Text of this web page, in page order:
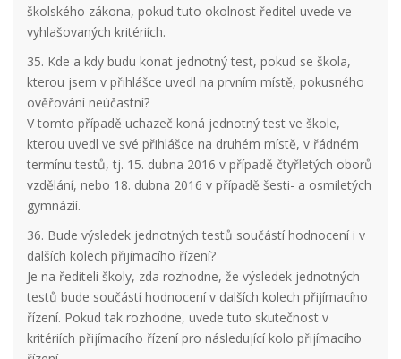
školského zákona, pokud tuto okolnost ředitel uvede ve
vyhlašovaných kritériích.
35. Kde a kdy budu konat jednotný test, pokud se škola,
kterou jsem v přihlášce uvedl na prvním místě, pokusného
ověřování neúčastní?
V tomto případě uchazeč koná jednotný test ve škole,
kterou uvedl ve své přihlášce na druhém místě, v řádném
termínu testů, tj. 15. dubna 2016 v případě čtyřletých oborů
vzdělání, nebo 18. dubna 2016 v případě šesti- a osmiletých
gymnázií.
36. Bude výsledek jednotných testů součástí hodnocení i v
dalších kolech přijímacího řízení?
Je na řediteli školy, zda rozhodne, že výsledek jednotných
testů bude součástí hodnocení v dalších kolech přijímacího
řízení. Pokud tak rozhodne, uvede tuto skutečnost v
kritériích přijímacího řízení pro následující kolo přijímacího